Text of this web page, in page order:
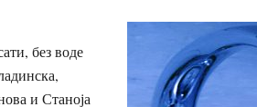
без воде
и Станоја